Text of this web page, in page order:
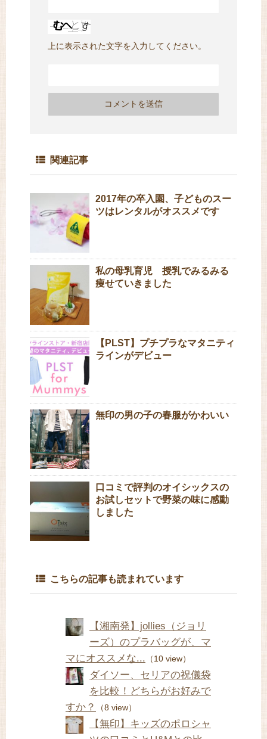
上に表示された文字を入力してください。
関連記事
2017年の卒入園、子どものスー
ツはレンタルがオススメです
私の母乳育児 授乳でみるみる
痩せていきました
【PLST】プチプラなマタニティ
ラインがデビュー
無印の男の子の春服がかわいい
口コミで評判のオイシックスの
お試しセットで野菜の味に感動
しました
こちらの記事も読まれています
【湘南発】jollies（ジョリ
ーズ）のプラバッグが、マ
マにオススメな... （10 view）
ダイソー、セリアの祝儀袋
を比較！どちらがお好みで
すか？
（8 view）
【無印】キッズのポロシャ